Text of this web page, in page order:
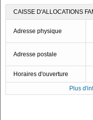
CAISSE D'ALLOCATIONS
Adresse physique
Adresse postale
Horaires d'ouverture
Plus